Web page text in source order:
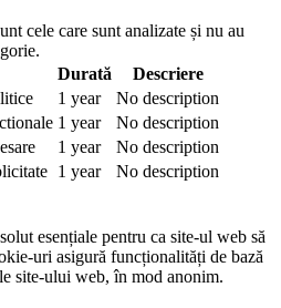
cele care sunt analizate și nu au
Durată
Descriere
1 year
No description
1 year
No description
1 year
No description
1 year
No description
esențiale pentru ca site-ul web să
uri asigură funcționalități de bază
site-ului web, în mod anonim.